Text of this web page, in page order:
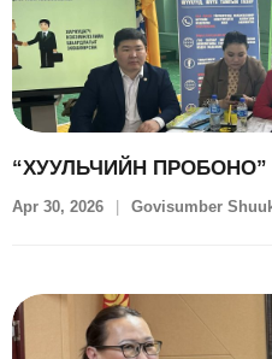
“ХУУЛЬЧИЙН
Apr 30, 2026 Govisumber